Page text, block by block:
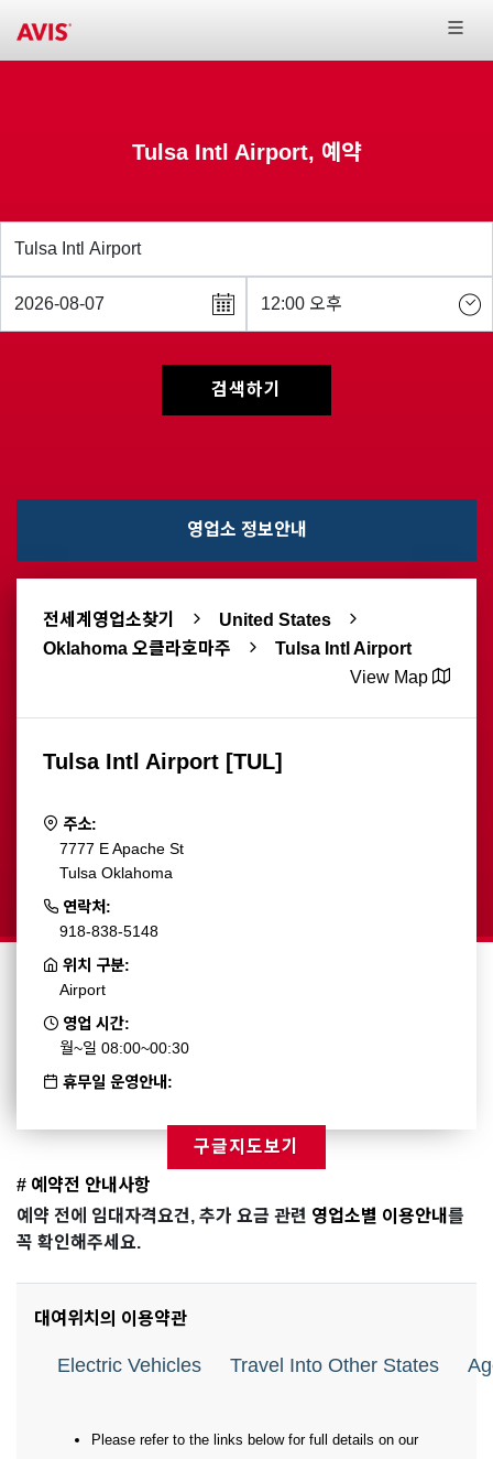
Tulsa Intl Airport, 예약
검색하기
영업소 정보안내
전세계영업소찾기
United States
Oklahoma 오클라호마주
Tulsa Intl Airport
View Map
Tulsa Intl Airport [TUL]
주소:
7777 E Apache St
Tulsa Oklahoma
연락처:
918-838-5148
위치 구분:
Airport
영업 시간:
월~일 08:00~00:30
휴무일 운영안내:
구글지도보기
# 예약전 안내사항
예약 전에 임대자격요건, 추가 요금 관련 영업소별 이용안내 를
꼭 확인해주세요.
대여위치의 이용약관
Electric Vehicles Travel Into Other States
Please refer to the links below for full details on our